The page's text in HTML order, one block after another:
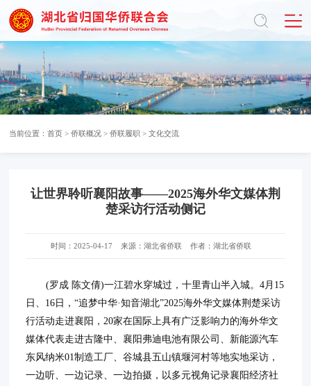
当前位置：首页 >侨联概况 >侨联履职 >文化交流
让世界聆听襄阳故事——2025海外华文媒体荆
楚采访行活动侧记
时间：2025-04-17 来源：湖北省侨联 作者：湖北省侨联
(罗成 陈文倩)一江碧水穿城过，十里青山半入城。4月15
日、16日，“追梦中华·知音湖北”2025海外华文媒体荆楚采访
行活动走进襄阳，20家在国际上具有广泛影响力的海外华文
媒体代表走进古隆中、襄阳弗迪电池有限公司、新能源汽车
东风纳米01制造工厂、谷城县五山镇堰河村等地实地采访，
一边听、一边记录、一边拍摄，以多元视角记录襄阳经济社